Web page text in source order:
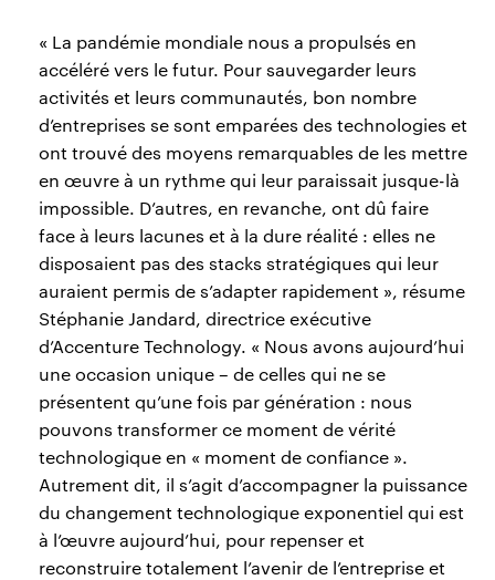
« La pandémie mondiale nous a propulsés en
accéléré vers le futur. Pour sauvegarder leurs
activités et leurs communautés, bon nombre
d’entreprises se sont emparées des technologies et
ont trouvé des moyens remarquables de les mettre
en œuvre à un rythme qui leur paraissait jusque-là
impossible. D’autres, en revanche, ont dû faire
face à leurs lacunes et à la dure réalité : elles ne
disposaient pas des stacks stratégiques qui leur
auraient permis de s’adapter rapidement », résume
Stéphanie Jandard, directrice exécutive
d’Accenture Technology. « Nous avons aujourd’hui
une occasion unique – de celles qui ne se
présentent qu’une fois par génération : nous
pouvons transformer ce moment de vérité
technologique en « moment de confiance ».
Autrement dit, il s’agit d’accompagner la puissance
du changement technologique exponentiel qui est
à l’œuvre aujourd’hui, pour repenser et
reconstruire totalement l’avenir de l’entreprise et